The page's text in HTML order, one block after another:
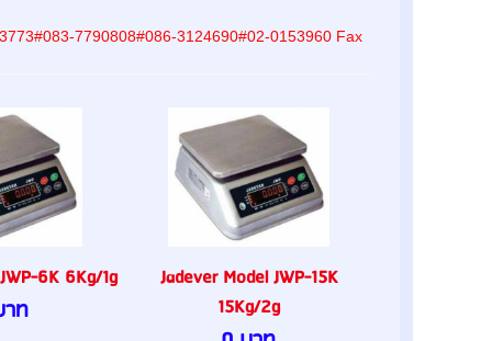
7790808#086-3124690#02-0153960 Fax
6K 6Kg/1g
ท
Jadever Model JWP-15K
15Kg/2g